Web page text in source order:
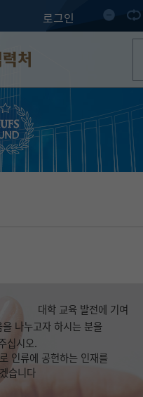
로그인
처
대학 교육 발전에 기여
나누고자 하시는 분을
십시오.
인류에 공헌하는 인재를
습니다